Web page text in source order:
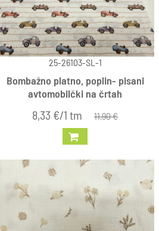
25-26103-SL-1
Bombažno platno, poplin- pisani
avtomobilčki na črtah
8,33 €/1 tm 11,90 €